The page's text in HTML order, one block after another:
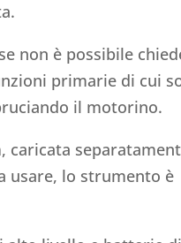
non è possibile
primarie di cui
il motorino.
, caricata
usare, lo strumento è